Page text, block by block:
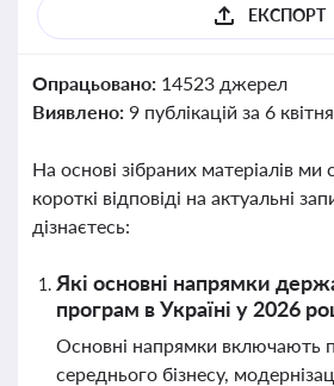
ЕКСПОРТ
Опрацьовано: 14523 джерел
Виявлено: 9 публікацій за 6 квітня
На основі зібраних матеріалів
короткі відповіді на актуальні
дізнаєтесь:
Які основні напрямки
програм в Україні у 2026
Основні напрямки включають
середнього бізнесу,